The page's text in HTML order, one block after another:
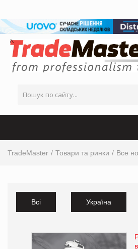
TradeMaster Товари та ринки Все
Всі Україна